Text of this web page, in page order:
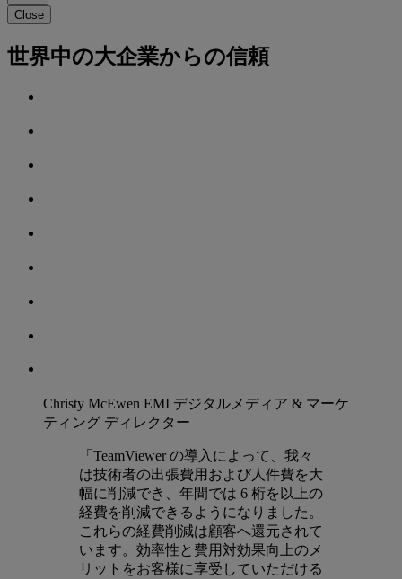
Close
世界中の大企業からの信頼
Christy McEwen EMI デジタルメディア & マーケ
ティング ディレクター
「TeamViewer の導入によって、我々
は技術者の出張費用および人件費を大
幅に削減でき、年間では 6 桁を以上の
経費を削減できるようになりました。
これらの経費削減は顧客へ還元されて
います。効率性と費用対効果向上のメ
リットをお客様に享受していただける